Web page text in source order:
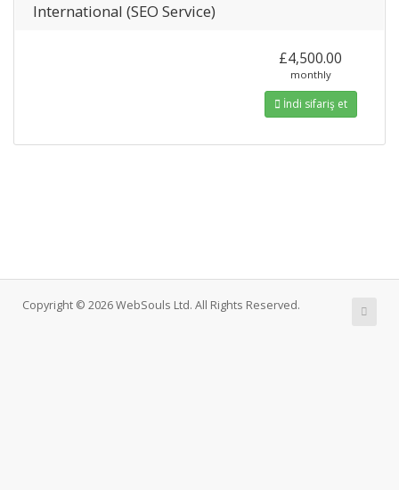
International (SEO Service)
£4,500.00
monthly
İndi sifariş et
Copyright © 2026 WebSouls Ltd. All Rights Reserved.